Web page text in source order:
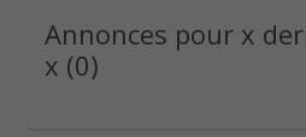
Annonces pour x
x (0)